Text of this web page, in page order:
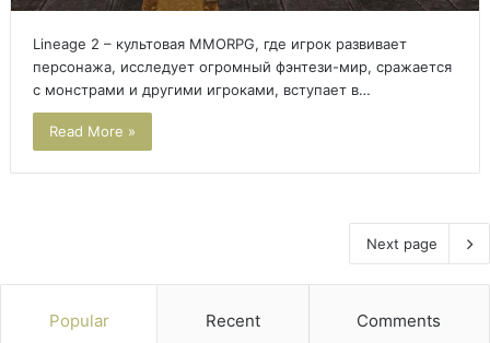
Lineage 2 – культовая MMORPG, где игрок развивает
персонажа, исследует огромный фэнтези-мир, сражается
с монстрами и другими игроками, вступает в…
Read More »
Next page
Popular Recent Comments